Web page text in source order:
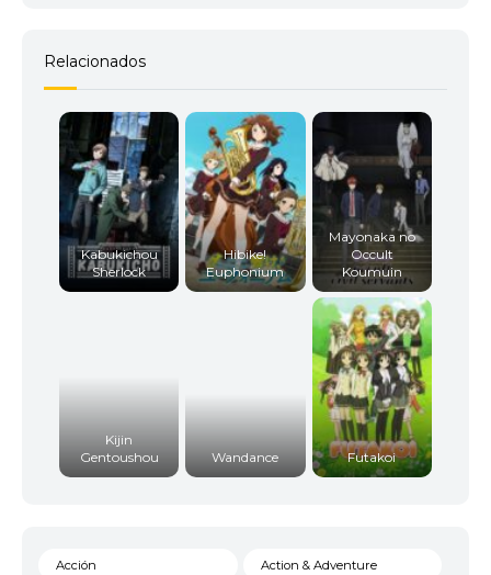
Relacionados
Kabukichou
Sherlock
Hibike!
Euphonium
Mayonaka no
Occult
Koumuin
Kijin
Gentoushou
Wandance Futakoi
Acción Action & Adventure